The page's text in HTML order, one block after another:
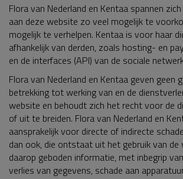
Flora van Nederland en Kentaa spannen
aan deze website zo veel mogelijk te
mogelijk te verhelpen. Kentaa is voor haar
afhankelijk van derden, zoals hosting- en
en de interfaces (API) van de sociale
Flora van Nederland en Kentaa geven geen
betrekking tot werking van en de
website en behoudt zich het recht voor de
of uit te breiden. Flora van Nederland en
aansprakelijk voor directe of indirecte
dan ook, die ontstaat uit het gebruik van de
daarop geboden informatie, met inbegrip
verlies van gegevens, schade aan